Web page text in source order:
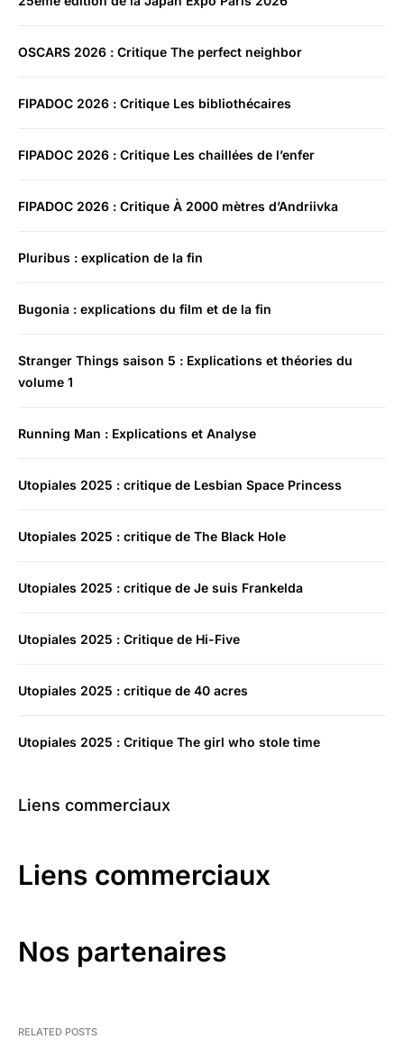
OSCARS 2026 : Critique The perfect neighbor
FIPADOC 2026 : Critique Les bibliothécaires
FIPADOC 2026 : Critique Les chaillées de l’enfer
FIPADOC 2026 : Critique À 2000 mètres d’Andriivka
Pluribus : explication de la fin
Bugonia : explications du film et de la fin
Stranger Things saison 5 : Explications et théories du
volume 1
Running Man : Explications et Analyse
Utopiales 2025 : critique de Lesbian Space Princess
Utopiales 2025 : critique de The Black Hole
Utopiales 2025 : critique de Je suis Frankelda
Utopiales 2025 : Critique de Hi-Five
Utopiales 2025 : critique de 40 acres
Utopiales 2025 : Critique The girl who stole time
Liens commerciaux
Liens commerciaux
Nos partenaires
RELATED POSTS